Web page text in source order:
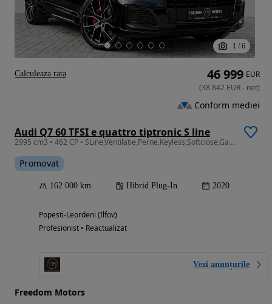
1 / 6
Audi Q7 60 TFSI e quattro tiptronic S line
2995 cm3 • 462 CP • SLine,Ventilatie,Perne,Keyless,Softclose,Garantie AUDI 12 luni
Promovat
162 000 km Hibrid Plug-In 2020
Popesti-Leordeni (Ilfov)
Profesionist • Reactualizat
Vezi anunțurile
Freedom Motors
46 999 EUR
(38 842 EUR- net)
Conform mediei
Calculeaza rata